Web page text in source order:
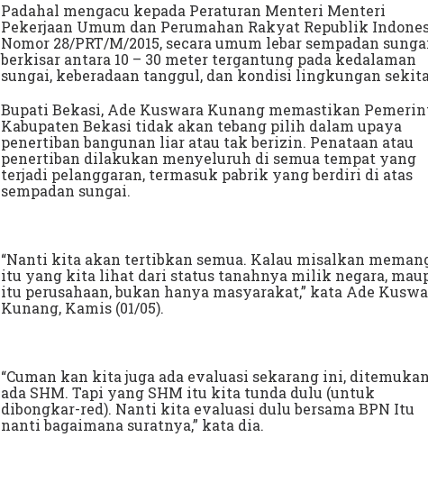
Padahal mengacu kepada Peraturan Menteri Menteri
Pekerjaan Umum dan Perumahan Rakyat Republik
Nomor 28/PRT/M/2015, secara umum lebar sempadan
berkisar antara 10 – 30 meter tergantung pada kedalaman
sungai, keberadaan tanggul, dan kondisi lingkungan
Bupati Bekasi, Ade Kuswara Kunang memastikan
Kabupaten Bekasi tidak akan tebang pilih dalam upaya
penertiban bangunan liar atau tak berizin. Penataan atau
penertiban dilakukan menyeluruh di semua tempat yang
terjadi pelanggaran, termasuk pabrik yang berdiri di atas
sempadan sungai.
“Nanti kita akan tertibkan semua. Kalau misalkan
itu yang kita lihat dari status tanahnya milik negara,
itu perusahaan, bukan hanya masyarakat,” kata Ade
Kunang, Kamis (01/05).
“Cuman kan kita juga ada evaluasi sekarang ini, ditemukan
ada SHM. Tapi yang SHM itu kita tunda dulu (untuk
dibongkar-red). Nanti kita evaluasi dulu bersama BPN Itu
nanti bagaimana suratnya,” kata dia.